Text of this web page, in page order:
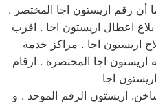
أن رقم اريستون اجا المختصر .
اعطال اريستون اجا . اقرب
اريستون اجا . مراكز خدمة
اريستون اجا المختصرة . ارقام
اريستون الرقم الموحد . و